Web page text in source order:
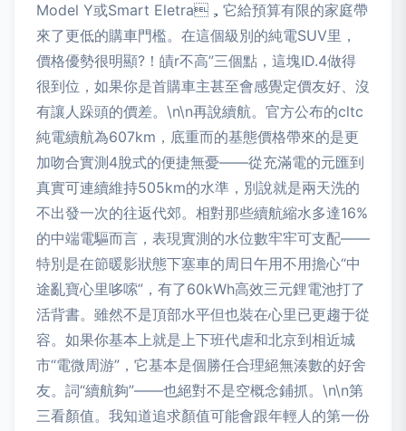
Model Y或Smart Eletra，它給預算有限的家庭帶
來了更低的購車門檻。在這個級別的純電SUV里，
價格優勢很明顯?！皟r不高”三個點，這塊ID.4做得
很到位，如果你是首購車主甚至會感覺定價友好、沒
有讓人跺頭的價差。\n\n再說續航。官方公布的cltc
純電續航為607km，底重而的基態價格帶來的是更
加吻合實測4脫式的便捷無憂——從充滿電的元匯到
真實可連續維持505km的水準，別說就是兩天洗的
不出發一次的往返代郊。相對那些續航縮水多達16%
的中端電驅而言，表現實測的水位數牢牢可支配——
特別是在節暖影狀態下塞車的周日午用不用擔心“中
途亂寶心里哆嗦”，有了60kWh高效三元鋰電池打了
活背書。雖然不是頂部水平但也裝在心里已更趨于從
容。如果你基本上就是上下班代虐和北京到相近城
市“電微周游”，它基本是個勝任合理絕無湊數的好舍
友。詞“續航夠”——也絕對不是空概念鋪抓。\n\n第
三看顏值。我知道追求顏值可能會跟年輕人的第一份